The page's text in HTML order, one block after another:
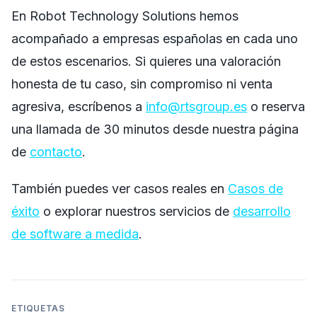
En Robot Technology Solutions hemos
acompañado a empresas españolas en cada uno
de estos escenarios. Si quieres una valoración
honesta de tu caso, sin compromiso ni venta
agresiva, escríbenos a info@rtsgroup.es o reserva
una llamada de 30 minutos desde nuestra página
de contacto.
También puedes ver casos reales en Casos de
éxito o explorar nuestros servicios de desarrollo
de software a medida.
ETIQUETAS